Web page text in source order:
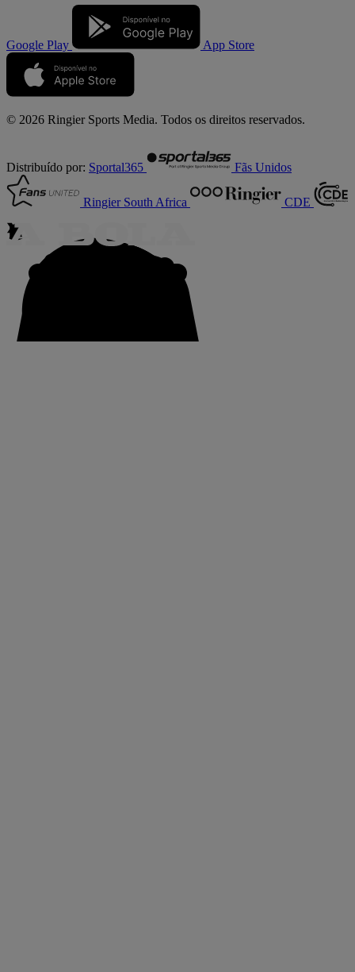
Google Play App Store
© 2026 Ringier Sports Media. Todos os direitos reservados.
Distribuído por: Sportal365 Fãs Unidos
Ringier South Africa CDE